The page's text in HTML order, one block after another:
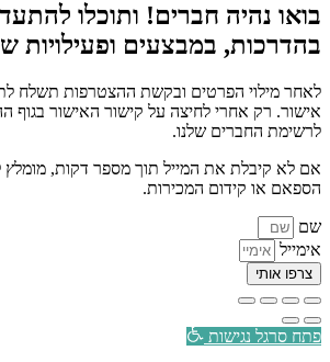
בואו נהיה חברים! ותוכלו
בהדרכות, במבצעים ופעילויות
לאחר מילוי הפרטים ובקשת ההצטרפות תשלח
אישור. רק אחרי לחיצה על קישור האישור בגוף
לרשימת החברים שלנו.
אם לא קיבלת את המייל תוך מספר דקות, מומלץ
הספאם או קידום המכירות.
שם
אימייל
צרפו אותי
פתח סרגל נגישות